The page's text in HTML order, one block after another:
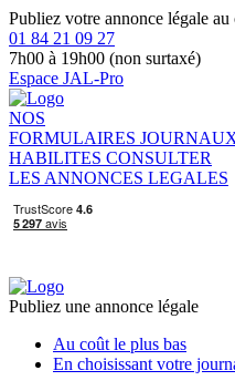
Publiez votre annonce légale au
01 84 21 09 27
7h00 à 19h00 (non surtaxé)
Espace JAL-Pro
NOS
FORMULAIRES
HABILITES CONSULTER
LES ANNONCES LEGALES
Publiez une annonce légale
Au coût le plus bas
En choisissant votre